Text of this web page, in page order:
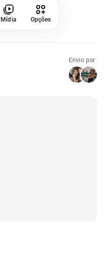
Mídia Opções
Envio por